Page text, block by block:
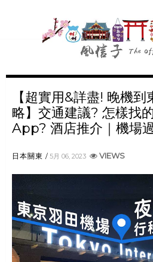
【超實用&詳盡! 晚機
略】交通建議? 怎樣找
App? 酒店推介｜機場
日本關東 5月 06, 2023 VIEWS